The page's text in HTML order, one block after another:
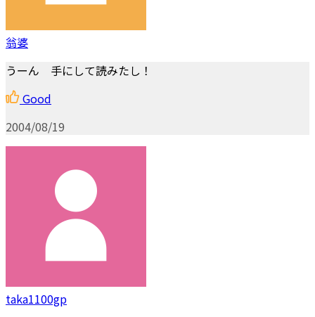
翁婆
うーん 手にして読みたし！
Good
2004/08/19
taka1100gp